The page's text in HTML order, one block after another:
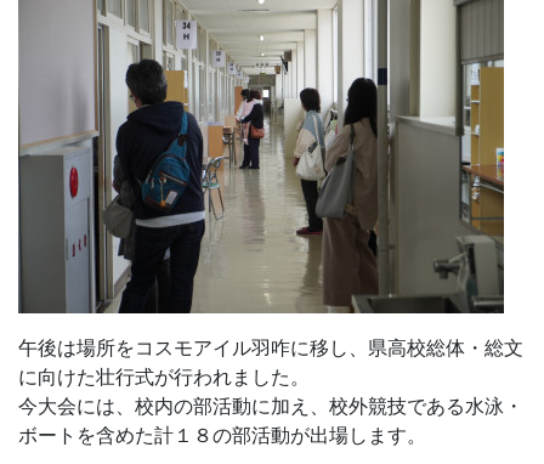
に向けた壮行式が行われました。
今大会には、校内の部活動に加え、校外競技である水泳・
ボートを含めた計１８の部活動が出場します。